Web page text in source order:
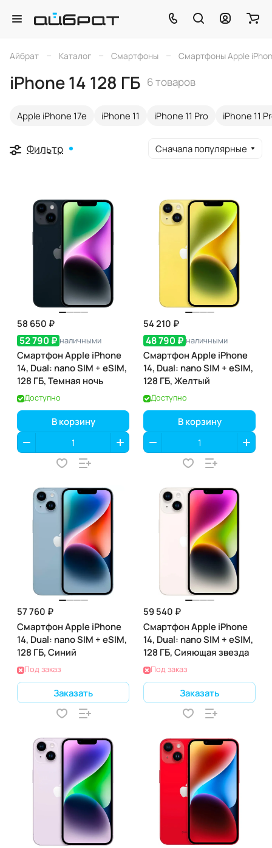
Айбрат – Каталог – Смартфоны – Смартфоны Apple
iPhone 14 128 ГБ 6 товаров
Apple iPhone 17e iPhone 11 iPhone 11 Pro iPhone 11
Фильтр Сначала популярные
58 650 ₽
52 790 ₽ наличными
Смартфон Apple iPhone
14, Dual: nano SIM + eSIM,
128 ГБ, Темная ночь
Доступно
В корзину
54 210 ₽
48 790 ₽ наличными
Смартфон Apple iPhone
14, Dual: nano SIM + eSIM,
128 ГБ, Желтый
Доступно
В корзину
57 760 ₽
Смартфон Apple iPhone
14, Dual: nano SIM + eSIM,
128 ГБ, Синий
Под заказ
Заказать
59 540 ₽
Смартфон Apple iPhone
14, Dual: nano SIM + eSIM,
128 ГБ, Сияющая звезда
Под заказ
Заказать